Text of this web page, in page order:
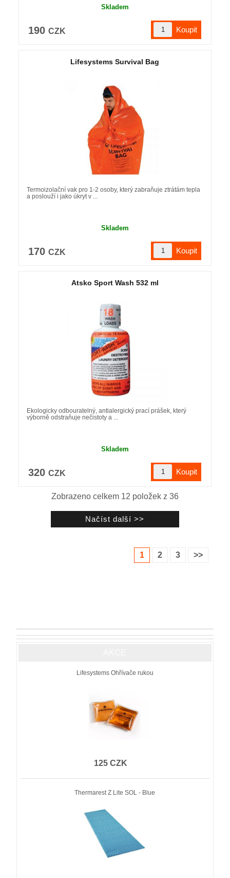
Skladem
190 CZK
Lifesystems Survival Bag
Termoizolační vak pro 1-2 osoby, který zabraňuje ztrátám tepla
a poslouží i jako úkryt v ...
Skladem
170 CZK
Atsko Sport Wash 532 ml
Ekologicky odbouratelný, antialergický prací prášek, který
výborně odstraňuje nečistoty a ...
Skladem
320 CZK
Zobrazeno celkem 12 položek z 36
1 2 3 >>
Lifesystems Ohřívače rukou
125 CZK
Thermarest Z Lite SOL - Blue